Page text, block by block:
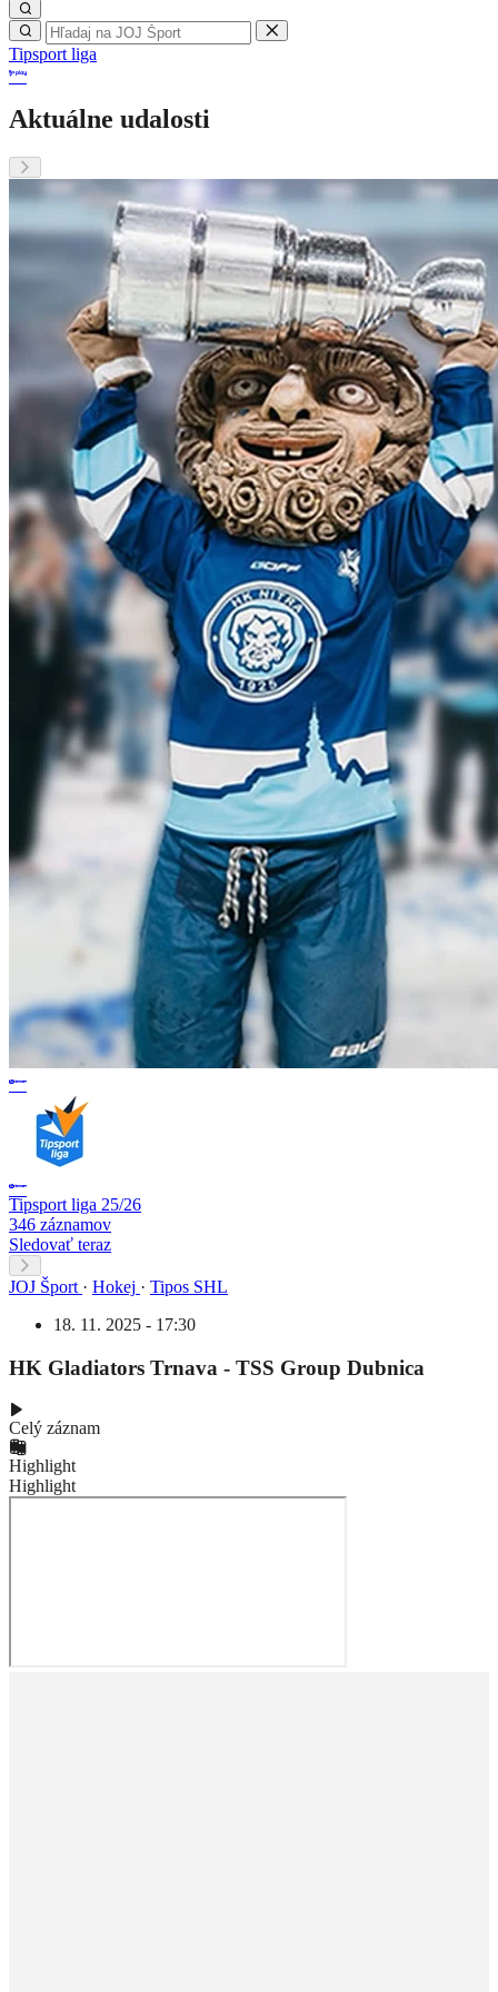
Tipsport liga
Aktuálne udalosti
Tipsport liga 25/26
346 záznamov
Sledovať teraz
JOJ Šport · Hokej · Tipos SHL
18. 11. 2025 - 17:30
HK Gladiators Trnava - TSS Group Dubnica
Celý záznam
Highlight
Highlight